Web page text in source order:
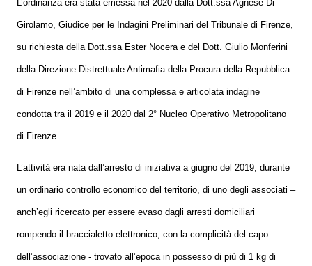
L’ordinanza era stata emessa nel 2020 dalla Dott.ssa Agnese Di
Girolamo, Giudice per le Indagini Preliminari del Tribunale di Firenze,
su richiesta della Dott.ssa Ester Nocera e del Dott. Giulio Monferini
della Direzione Distrettuale Antimafia della Procura della Repubblica
di Firenze nell’ambito di una complessa e articolata indagine
condotta tra il 2019 e il 2020 dal 2° Nucleo Operativo Metropolitano
di Firenze.
L’attività era nata dall’arresto di iniziativa a giugno del 2019, durante
un ordinario controllo economico del territorio, di uno degli associati –
anch’egli ricercato per essere evaso dagli arresti domiciliari
rompendo il braccialetto elettronico, con la complicità del capo
dell’associazione - trovato all’epoca in possesso di più di 1 kg di